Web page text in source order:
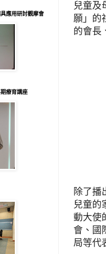
兒童及
願」 的
的會長
除了播
兒童的
動大使
會 、 國
局等代
應用研討觀摩會
療育講座